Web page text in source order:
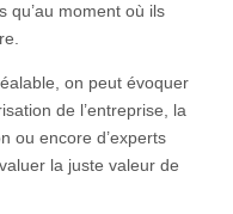
qu’au moment où ils
on peut évoquer
de l’entreprise, la
ou encore d’experts
la juste valeur de